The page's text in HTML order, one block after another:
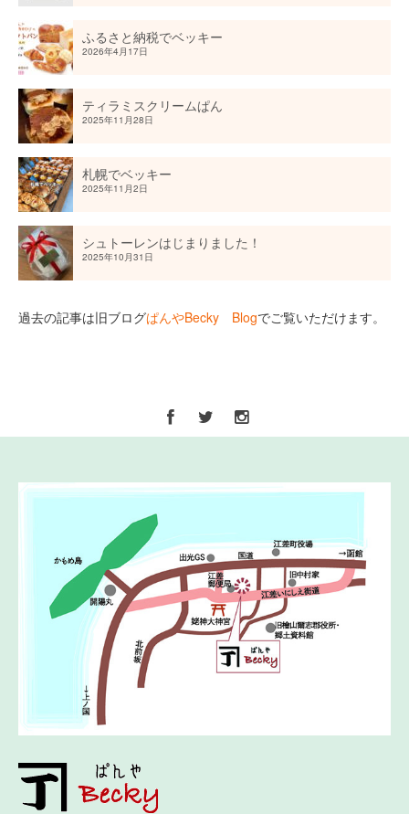
ふるさと納税でベッキー
2026年4月17日
ティラミスクリームぱん
2025年11月28日
札幌でベッキー
2025年11月2日
シュトーレンはじまりました！
2025年10月31日
過去の記事は旧ブログぱんやBecky Blogでご覧いただけます。